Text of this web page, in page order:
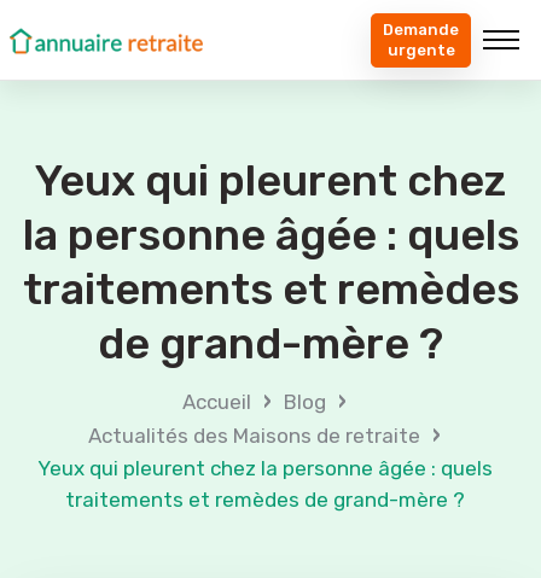
Demande
urgente
Yeux qui pleurent chez
la personne âgée : quels
traitements et remèdes
de grand-mère ?
Accueil › Blog ›
Actualités des Maisons de retraite ›
Yeux qui pleurent chez la personne âgée : quels
traitements et remèdes de grand-mère ?